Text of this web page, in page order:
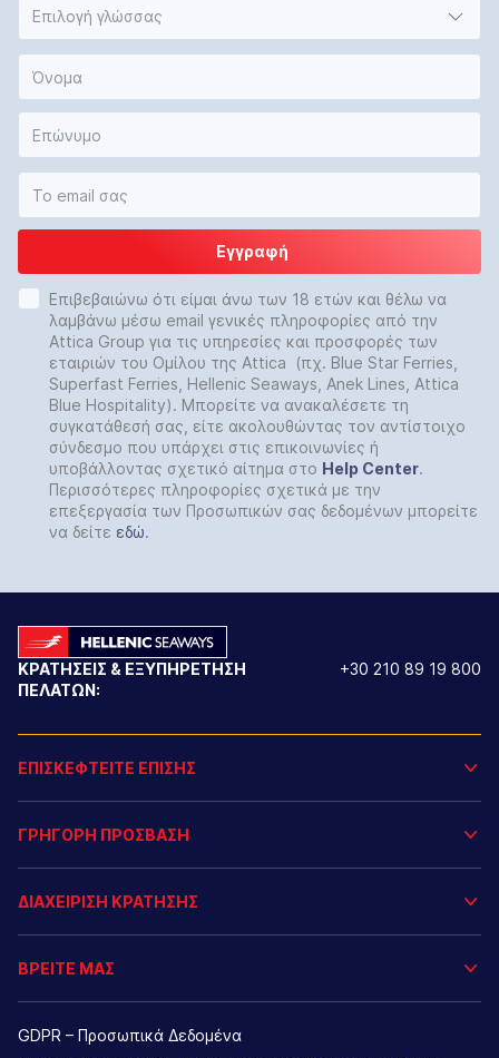
Επιλογή γλώσσας
Εγγραφή
Επιβεβαιώνω ότι είμαι άνω των 18 ετών και θέλω να
λαμβάνω μέσω email γενικές πληροφορίες από την
Attica Group για τις υπηρεσίες και προσφορές των
εταιριών του Ομίλου της Attica (πχ. Blue Star Ferries,
Superfast Ferries, Hellenic Seaways, Anek Lines, Attica
Blue Hospitality). Μπορείτε να ανακαλέσετε τη
συγκατάθεσή σας, είτε ακολουθώντας τον αντίστοιχο
σύνδεσμο που υπάρχει στις επικοινωνίες ή
υποβάλλοντας σχετικό αίτημα στο Help Center.
Περισσότερες πληροφορίες σχετικά με την
επεξεργασία των Προσωπικών σας δεδομένων μπορείτε
να δείτε εδώ.
ΚΡΑΤΗΣΕΙΣ & ΕΞΥΠΗΡΕΤΗΣΗ
ΠΕΛΑΤΩΝ:
+30 210 89 19 800
ΕΠΙΣΚΕΦΤΕΙΤΕ ΕΠΙΣΗΣ
ΓΡΗΓΟΡΗ ΠΡΟΣΒΑΣΗ
ΔΙΑΧΕΙΡΙΣΗ ΚΡΑΤΗΣΗΣ
ΒΡΕΙΤΕ ΜΑΣ
GDPR – Προσωπικά Δεδομένα